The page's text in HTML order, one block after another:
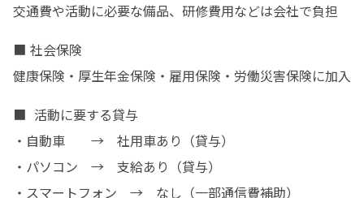
交通費や活動に必要な備品、研修費用などは会社で負担
■ 社会保険
健康保険・厚生年金保険・雇用保険・労働災害保険に加入
■  活動に要する貸与
・自動車　　→　社用車あり（貸与）
・パソコン　→　支給あり（貸与）
・スマートフォン　→　なし（一部通信費補助）